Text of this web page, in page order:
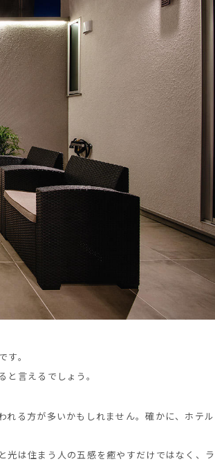
。
言えるでしょう。
れる方が多いかもしれません。確かに、ホテル
光は住まう人の五感を癒やすだけではなく、ラ